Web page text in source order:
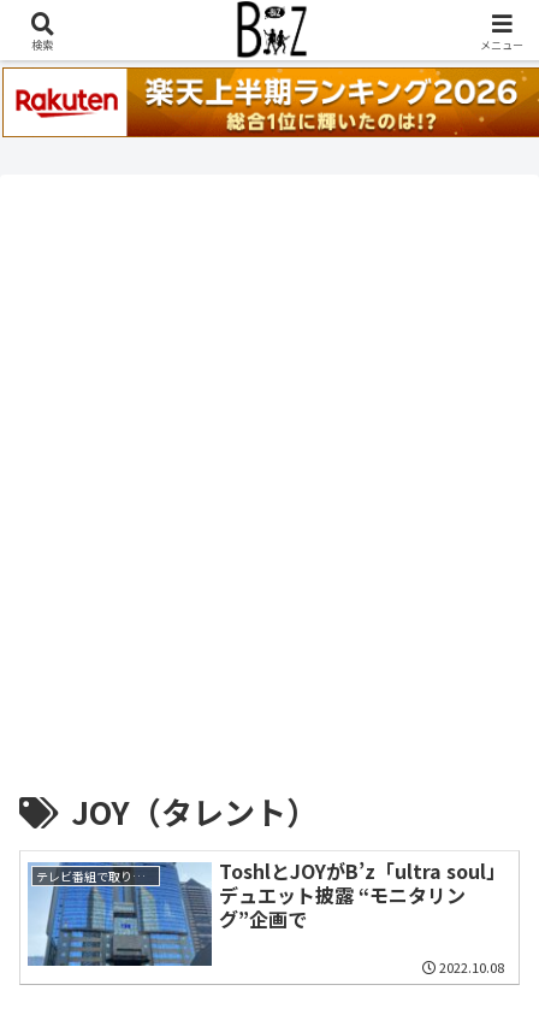
稲葉浩志『en-Zepp』『enⅣ』セトリ一覧はこちら
JOY（タレント）
テレビ番組で取り上げられた話題
ToshlとJOYがB’z「ultra soul」
デュエット披露 “モニタリン
グ”企画で
2022.10.08
検索 メニュー